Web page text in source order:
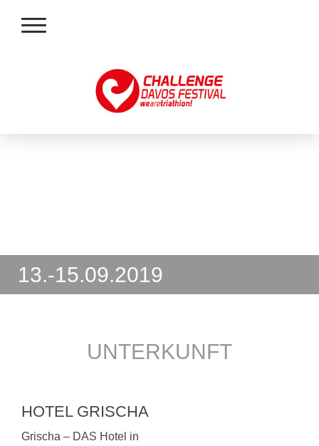
13.-15.09.2019
UNTERKUNFT
HOTEL GRISCHA
Grischa – DAS Hotel in